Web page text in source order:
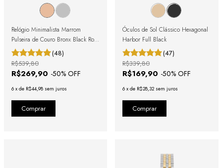
Relógio Minimalista Marrom
Pulseira de Couro Bronx Black Rosé
Gold 40mm
(48)
R$269,90 -50% OFF
R$539,80
6 x de R$44,98 sem juros
Óculos de Sol Clássico Hexagonal
Harbor Full Black
(47)
R$169,90 -50% OFF
R$339,80
6 x de R$28,32 sem juros